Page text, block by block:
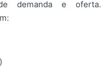
demanda e oferta.